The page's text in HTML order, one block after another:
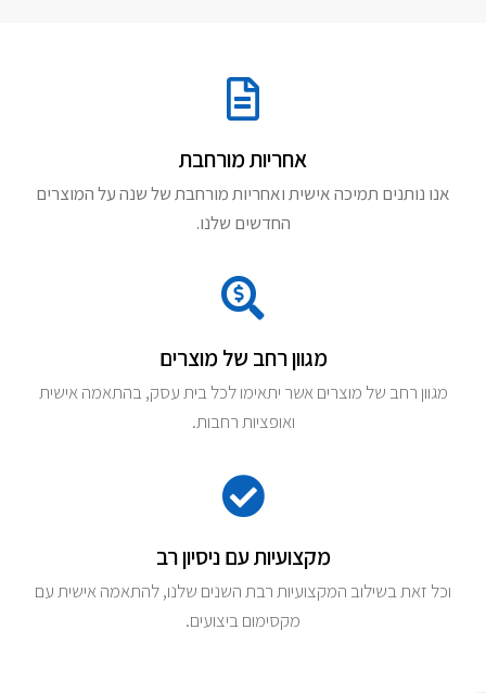
אחריות מורחבת
אנו נותנים תמיכה אישית ואחריות מורחבת של שנה על המוצרים
החדשים שלנו.
מגוון רחב של מוצרים
מגוון רחב של מוצרים אשר יתאימו לכל בית עסק, בהתאמה אישית
ואופציות רחבות.
מקצועיות עם ניסיון רב
וכל זאת בשילוב המקצועיות רבת השנים שלנו, להתאמה אישית עם
מקסימום ביצועים.